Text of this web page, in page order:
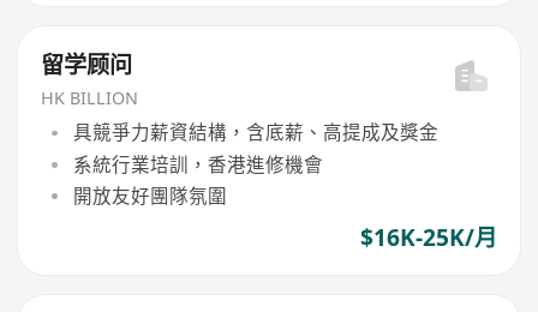
留学顾问
HK BILLION
具競爭力薪資結構，含底薪、高提成及獎金
系統行業培訓，香港進修機會
開放友好團隊氛圍
$16K-25K/月